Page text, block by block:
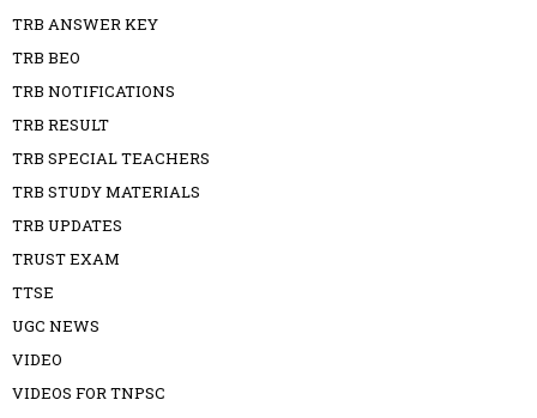
TRB ANSWER KEY
TRB BEO
TRB NOTIFICATIONS
TRB RESULT
TRB SPECIAL TEACHERS
TRB STUDY MATERIALS
TRB UPDATES
TRUST EXAM
TTSE
UGC NEWS
VIDEO
VIDEOS FOR TNPSC